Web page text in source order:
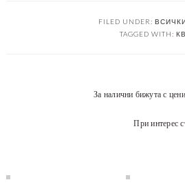
FILED UNDER: ВСИЧКИ
TAGGED WITH:
За налични бижута с
При интерес